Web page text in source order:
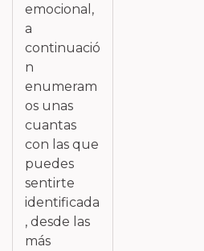
emocional,
a
continuació
n
enumeram
os unas
cuantas
con las que
puedes
sentirte
identificada
, desde las
más